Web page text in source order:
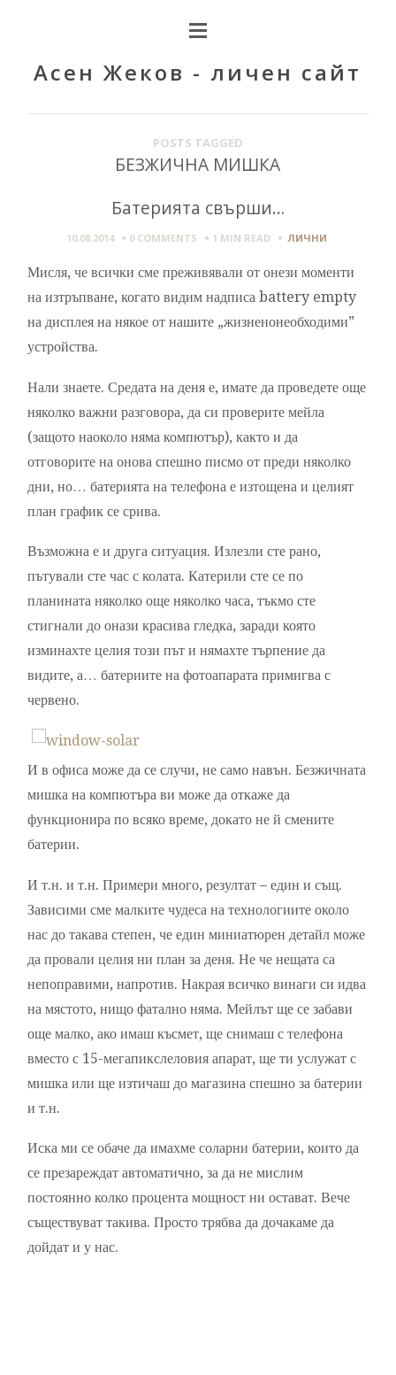
Асен Жеков - личен сайт
POSTS TAGGED
БЕЗЖИЧНА МИШКА
Батерията свърши…
10.08.2014 0 COMMENTS 1 MIN READ ЛИЧНИ
Мисля, че всички сме преживявали от онези моменти
на изтръпване, когато видим надписа battery empty
на дисплея на някое от нашите „жизненонеобходими”
устройства.
Нали знаете. Средата на деня е, имате да проведете още
няколко важни разговора, да си проверите мейла
(защото наоколо няма компютър), както и да
отговорите на онова спешно писмо от преди няколко
дни, но… батерията на телефона е изтощена и целият
план график се срива.
Възможна е и друга ситуация. Излезли сте рано,
пътували сте час с колата. Катерили сте се по
планината няколко още няколко часа, тъкмо сте
стигнали до онази красива гледка, заради която
изминахте целия този път и нямахте търпение да
видите, а… батериите на фотоапарата примигва с
червено.
И в офиса може да се случи, не само навън. Безжичната
мишка на компютъра ви може да откаже да
функционира по всяко време, докато не й смените
батерии.
И т.н. и т.н. Примери много, резултат – един и същ.
Зависими сме малките чудеса на технологиите около
нас до такава степен, че един миниатюрен детайл може
да провали целия ни план за деня. Не че нещата са
непоправими, напротив. Накрая всичко винаги си идва
на мястото, нищо фатално няма. Мейлът ще се забави
още малко, ако имаш късмет, ще снимаш с телефона
вместо с 15-мегапикслеловия апарат, ще ти услужат с
мишка или ще изтичаш до магазина спешно за батерии
и т.н.
Иска ми се обаче да имахме соларни батерии, които да
се презареждат автоматично, за да не мислим
постоянно колко процента мощност ни остават. Вече
съществуват такива. Просто трябва да дочакаме да
дойдат и у нас.